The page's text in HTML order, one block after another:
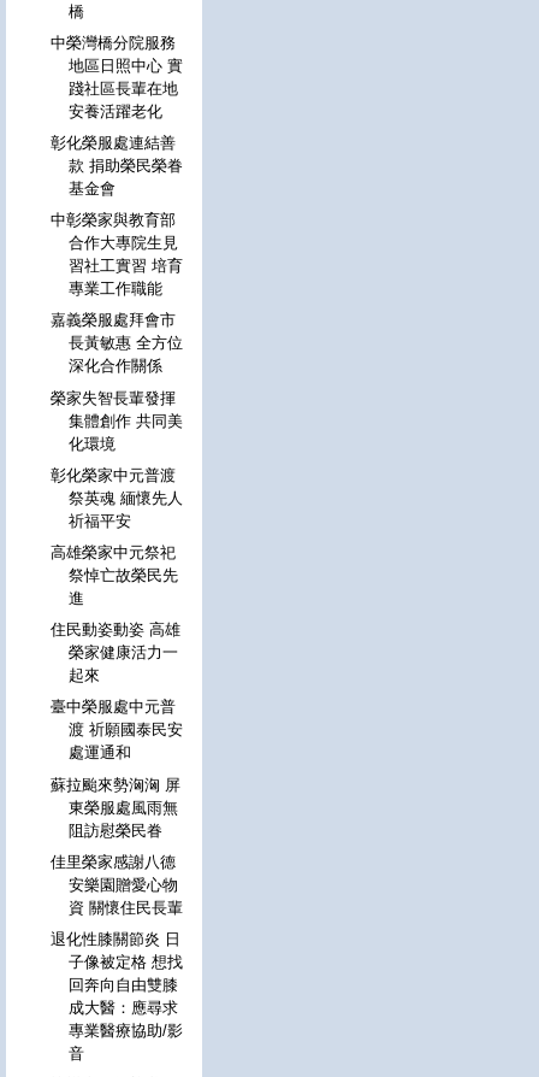
橋
中榮灣橋分院服務
地區日照中心 實
踐社區長輩在地
安養活躍老化
彰化榮服處連結善
款 捐助榮民榮眷
基金會
中彰榮家與教育部
合作大專院生見
習社工實習 培育
專業工作職能
嘉義榮服處拜會市
長黃敏惠 全方位
深化合作關係
榮家失智長輩發揮
集體創作 共同美
化環境
彰化榮家中元普渡
祭英魂 緬懷先人
祈福平安
高雄榮家中元祭祀
祭悼亡故榮民先
進
住民動姿動姿 高雄
榮家健康活力一
起來
臺中榮服處中元普
渡 祈願國泰民安
處運通和
蘇拉颱來勢洶洶 屏
東榮服處風雨無
阻訪慰榮民眷
佳里榮家感謝八德
安樂園贈愛心物
資 關懷住民長輩
退化性膝關節炎 日
子像被定格 想找
回奔向自由雙膝
成大醫：應尋求
專業醫療協助/影
音